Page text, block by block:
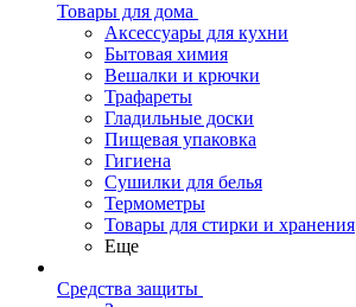
Товары для дома
Аксессуары для кухни
Бытовая химия
Вешалки и крючки
Трафареты
Гладильные доски
Пищевая упаковка
Гигиена
Сушилки для белья
Термометры
Товары для стирки и хранения
Еще
Средства защиты